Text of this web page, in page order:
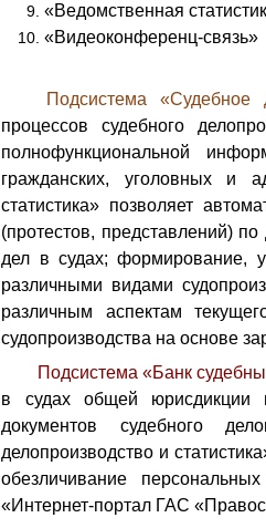
«Ведомственная
«Видеоконференц-связь»
Подсистема «Судебное
процессов судебного
полнофункциональной
гражданских, уголовных и
статистика» позволяет
(протестов, представлений)
дел в судах; формирование,
различными видами
различным аспектам
судопроизводства на основе
Подсистема «Банк
в судах общей юрисдикции
документов судебного
делопроизводство и
обезличивание
«Интернет-портал ГАС